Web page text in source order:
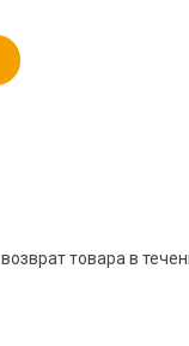
возврат товара в